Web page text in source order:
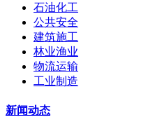
石油化工
公共安全
建筑施工
林业渔业
物流运输
工业制造
新闻动态